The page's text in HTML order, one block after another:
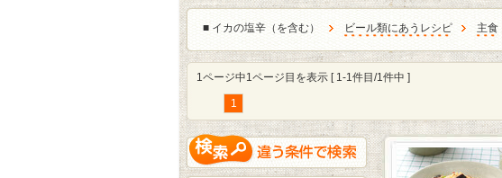
■ イカの塩辛（を含む） ビール類にあうレシピ 主食
1ページ中1ページ目を表示 [ 1-1件目/1件中 ]
1